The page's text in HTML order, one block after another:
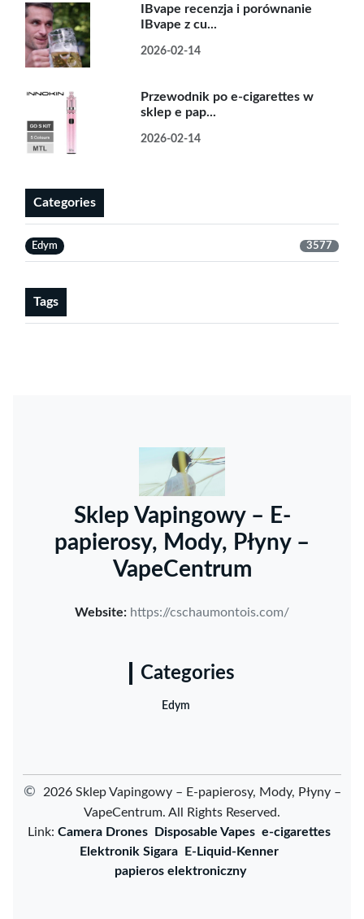
IBvape recenzja i porównanie
IBvape z cu...
2026-02-14
Przewodnik po e-cigarettes w
sklep e pap...
2026-02-14
Categories
Edym 3577
Tags
Sklep Vapingowy – E-
papierosy, Mody, Płyny –
VapeCentrum
Website: https://cschaumontois.com/
Categories
Edym
©
2026 Sklep Vapingowy – E-papierosy, Mody, Płyny –
VapeCentrum. All Rights Reserved.
Link: Camera Drones Disposable Vapes e-cigarettes
Elektronik Sigara
E-Liquid-Kenner
papieros elektroniczny